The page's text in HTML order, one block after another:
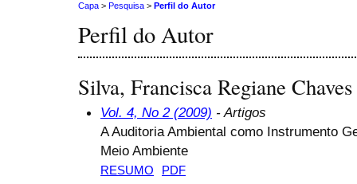
Capa > Pesquisa > Perfil do Autor
Perfil do Autor
Silva, Francisca Regiane
Vol. 4, No 2 (2009) - Artigos
A Auditoria Ambiental como Instrumento
Meio Ambiente
RESUMO PDF